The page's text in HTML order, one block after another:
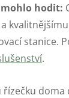
hodit:
stanice.
.
řízečku